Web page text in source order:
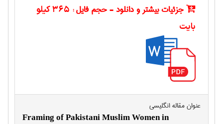
جزئیات بیشتر و دانلود - حجم فایل :
365 کیلو
بایت
عنوان مقاله انگليسی
Framing of Pakistani Muslim Women in